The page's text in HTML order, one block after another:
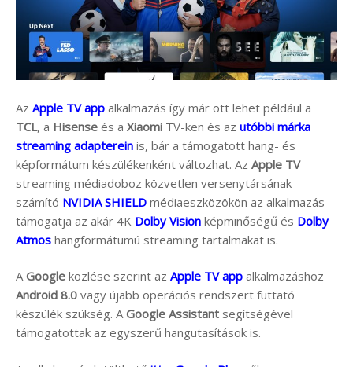
Az Apple TV app alkalmazás így már ott lehet például a
TCL, a Hisense és a Xiaomi TV-ken és az utóbbi márka
streaming adapterein is, bár a támogatott hang- és
képformátum készülékenként változhat. Az Apple TV
streaming médiadoboz közvetlen versenytársának
számító NVIDIA SHIELD médiaeszközökön az alkalmazás
támogatja az akár 4K Dolby Vision képminőségű és Dolby
Atmos hangformátumú streaming tartalmakat is.
AGoogle közlése szerint az Apple TV app alkalmazáshoz
Android 8.0 vagy újabb operációs rendszert futtató
készülék szükség. AGoogle Assistant segítségével
támogatottak az egyszerű hangutasítások is.